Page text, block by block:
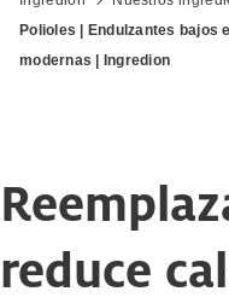
Polioles | Endulzantes bajos
modernas | Ingredion
reduce